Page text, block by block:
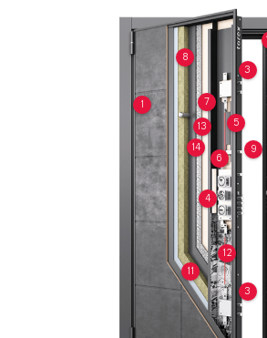
1
3
3
4
5
6
7
8
9
11
12
13
14